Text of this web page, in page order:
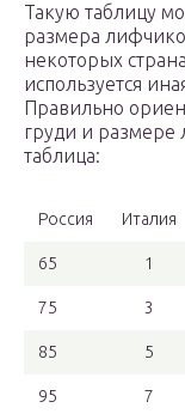
Такую таблицу
размера
некоторых
используется
Правильно
груди и
таблица:
Россия Италия
65 1
75 3
85 5
95 7